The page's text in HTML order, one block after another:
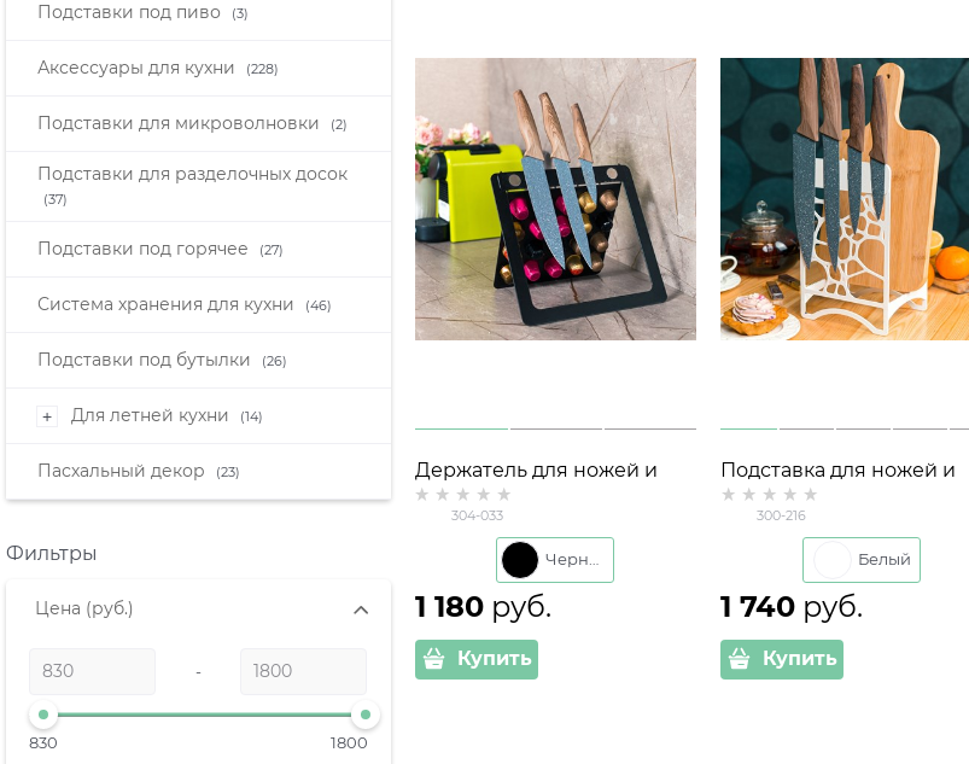
Подставки под пиво (3)
Аксессуары для кухни (228)
Подставки для микроволновки (2)
Подставки для разделочных досок
(37)
Подставки под горячее (27)
Система хранения для кухни (46)
Подставки под бутылки (26)
+ Для летней кухни (14)
Пасхальный декор (23)
Фильтры
Цена (руб.)
-
830 1800
Держатель для ножей и
капсул с кофе 304-033
настольный
304-033
Черный
1 180 руб.
Купить
Подставка для ножей и
разделочных досок
300-216
Белый
1 740 руб.
Купить